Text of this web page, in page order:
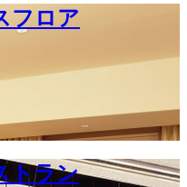
フロア
トラン